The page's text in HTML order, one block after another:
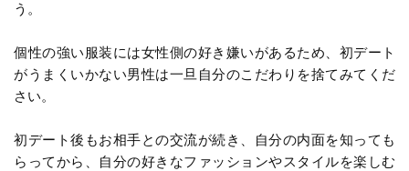
う。
個性の強い服装には女性側の好き嫌いがあるため、初デート
がうまくいかない男性は一旦自分のこだわりを捨てみてくだ
さい。
初デート後もお相手との交流が続き、自分の内面を知っても
らってから、自分の好きなファッションやスタイルを楽しむ